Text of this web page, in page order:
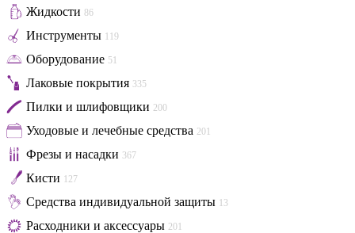
Жидкости 86
Инструменты 119
Оборудование 51
Лаковые покрытия 335
Пилки и шлифовщики 200
Уходовые и лечебные средства 201
Фрезы и насадки 367
Кисти 127
Средства индивидуальной защиты 13
Расходники и аксессуары 201